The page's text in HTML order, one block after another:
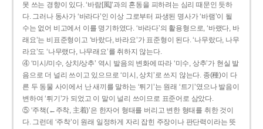
못 쓰는 경향이 있다. ‘바람[風]’과의 혼동을 피하려는 심리 때문인 듯하
다. 그러나 동사가 ‘바라다’인 이상 그로부터 파생된 명사가 ‘바램’이 될
수는 없어 비고에서 이를 명기하였다. ‘바라다’의 활용형으로, ‘바랬다, 바
래요’는 비표준형이고 ‘바랐다, 바라요’가 표준형이 된다. ‘나무랐다, 나무
라요’도 ‘나무랬다, 나무래요’를 취하지 않는다.
④ ‘미시/미수, 상치/상추’ 역시 발음의 변화에 따라 ‘미수, 상추’가 현실 발
음으로 더 널리 쓰이고 있으므로 ‘미시, 상치’로 쓰지 않는다. 종(種)이 다
른 두 동물 사이에서 난 새끼를 말하는 ‘튀기’는 원래 ‘트기’였으나 발음이
변하여 ‘튀기’가 되었고 이 말이 널리 쓰이므로 표준어로 삼았다.
⑤ ‘주책(←주착, 主着)’은 한자어 형태를 버리고 변한 형태를 취한 것이
다. 그런데 ‘주착’이 원래 일정하게 자리 잡힌 주장이나 판단력이라는 뜻